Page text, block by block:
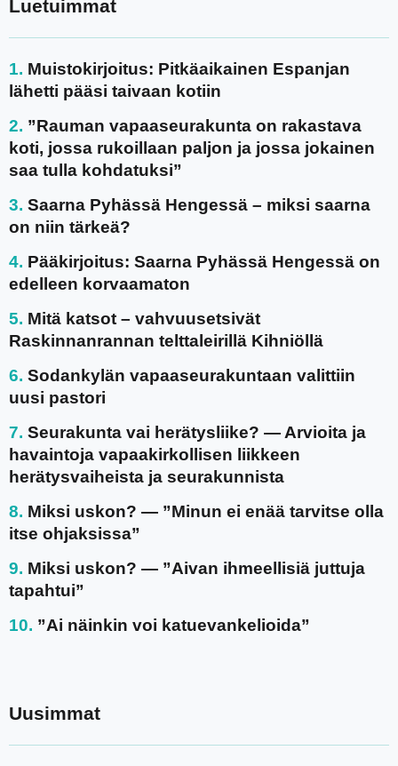
Luetuimmat
Muistokirjoitus: Pitkäaikainen Espanjan
lähetti pääsi taivaan kotiin
”Rauman vapaaseurakunta on rakastava
koti, jossa rukoillaan paljon ja jossa jokainen
saa tulla kohdatuksi”
Saarna Pyhässä Hengessä – miksi saarna
on niin tärkeä?
Pääkirjoitus: Saarna Pyhässä Hengessä on
edelleen korvaamaton
Mitä katsot – vahvuusetsivät
Raskinnanrannan telttaleirillä Kihniöllä
Sodankylän vapaaseurakuntaan valittiin
uusi pastori
Seurakunta vai herätysliike? — Arvioita ja
havaintoja vapaakirkollisen liikkeen
herätysvaiheista ja seurakunnista
Miksi uskon? — ”Minun ei enää tarvitse olla
itse ohjaksissa”
Miksi uskon? — ”Aivan ihmeellisiä juttuja
tapahtui”
”Ai näinkin voi katuevankelioida”
Uusimmat